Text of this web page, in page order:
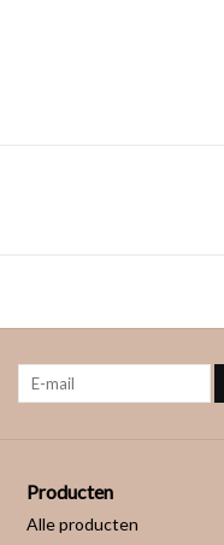
Producten
Alle producten